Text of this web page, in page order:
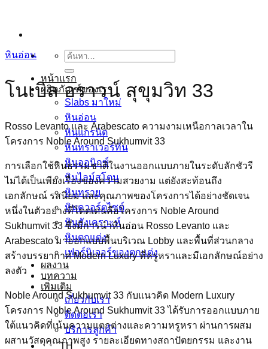
เนื้อหา
ค้นหา:
หน้าแรก
ผลิตภัณฑ์ของเรา
Slabs มาใหม่
หินอ่อน
หินแกรนิต
หินทราเวอร์ทีน
หินออนิกซ์
หินไลม์สโตน
หินทราย
หินควอร์ตไซต์
หินสังเคราะห์
หินตกแต่ง
เฟอร์นิเจอร์ของตกแต่ง
ผลงาน
บทความ
เพิ่มเติม
เกี่ยวกับเรา
ติดต่อเรา
บริการลูกค้า
TH
หินอ่อน
โนเบิล อราวน์ สุขุมวิท 33
Rosso Levanto และ Arabescato ความงามเหนือกาลเวลาใน
โครงการ Noble Around Sukhumvit 33
การเลือกใช้หินธรรมชาติในงานออกแบบภายในระดับลักชัวรี
ไม่ได้เป็นเพียงเรื่องของความสวยงาม แต่ยังสะท้อนถึง
เอกลักษณ์ รสนิยม และคุณภาพของโครงการได้อย่างชัดเจน
หนึ่งในตัวอย่างที่โดดเด่นคือโครงการ Noble Around
Sukhumvit 33 ซึ่งมีการนำหินอ่อน Rosso Levanto และ
Arabescato มาออกแบบพื้นบริเวณ Lobby และพื้นที่ส่วนกลาง
สร้างบรรยากาศ Modern Luxury ที่หรูหราและมีเอกลักษณ์อย่าง
ลงตัว
Noble Around Sukhumvit 33 กับแนวคิด Modern Luxury
โครงการ Noble Around Sukhumvit 33 ได้รับการออกแบบภาย
ใต้แนวคิดที่เน้นความแตกต่างและความหรูหรา ผ่านการผสม
ผสานวัสดุคุณภาพสูง รายละเอียดทางสถาปัตยกรรม และงาน